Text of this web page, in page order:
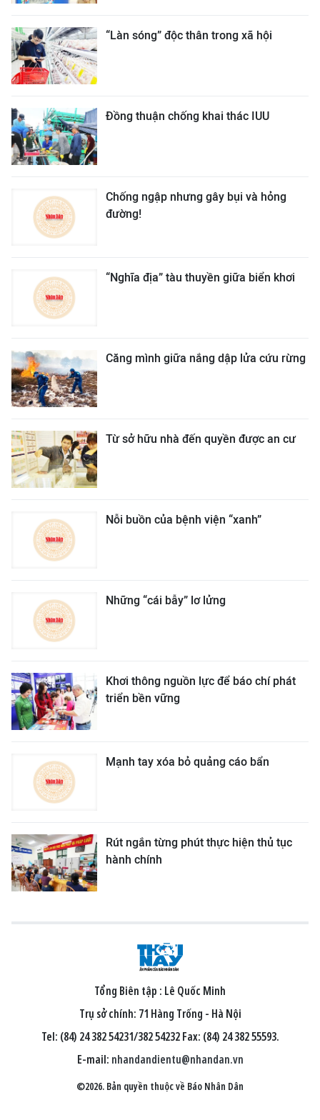
“Làn sóng” độc thân trong xã hội
Đồng thuận chống khai thác IUU
Chống ngập nhưng gây bụi và hỏng
đường!
“Nghĩa địa” tàu thuyền giữa biển khơi
Căng mình giữa nắng dập lửa cứu rừng
Từ sở hữu nhà đến quyền được an cư
Nỗi buồn của bệnh viện “xanh”
Những “cái bẫy” lơ lửng
Khơi thông nguồn lực để báo chí phát
triển bền vững
Mạnh tay xóa bỏ quảng cáo bẩn
Rút ngắn từng phút thực hiện thủ tục
hành chính
Tổng Biên tập : Lê Quốc Minh
Trụ sở chính: 71 Hàng Trống - Hà Nội
Tel: (84) 24 382 54231/382 54232 Fax: (84) 24 382 55593.
E-mail: nhandandientu@nhandan.vn
©2026. Bản quyền thuộc về Báo Nhân Dân